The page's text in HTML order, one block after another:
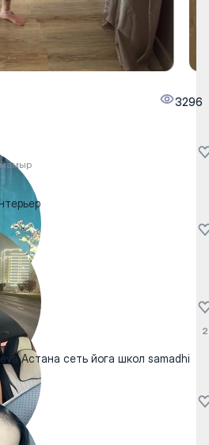
3296
Астана сеть йога школ samadhi
2